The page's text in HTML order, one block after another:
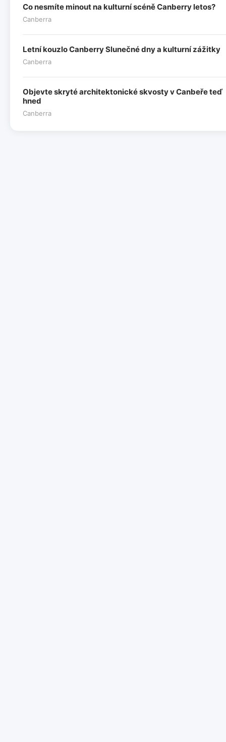
Co nesmíte minout na kulturní scéně Canberry letos?
Canberra
Letní kouzlo Canberry Slunečné dny a kulturní zážitky
Canberra
Objevte skryté architektonické skvosty v Canbeře teď
hned
Canberra